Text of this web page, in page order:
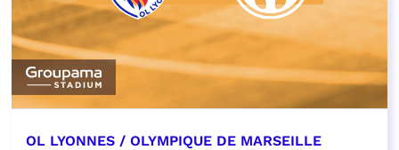
OL LYONNES / OLYMPIQUE DE MARSEILLE